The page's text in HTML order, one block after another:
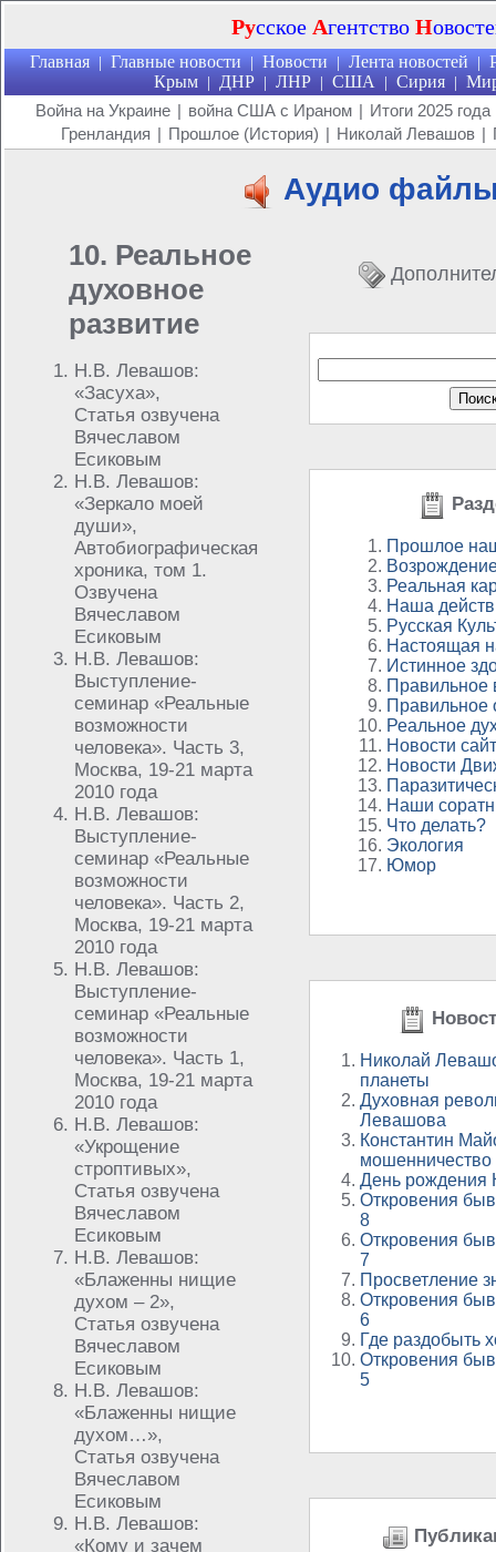
Русское Агентство Н
Главная | Главные новости | Новости | Лента новостей |
Крым | ДНР | ЛНР | США | Сирия |
Война на Украине | война США с Ираном | Итоги 2025 года
Гренландия | Прошлое (История) | Николай Левашов |
Аудио
10. Реальное
духовное
развитие
Н.В. Левашов:
«Засуха»,
Статья озвучена
Вячеславом
Есиковым
Н.В. Левашов:
«Зеркало моей
души»,
Автобиографическая
хроника, том 1.
Озвучена
Вячеславом
Есиковым
Н.В. Левашов:
Выступление-
семинар «Реальные
возможности
человека». Часть 3,
Москва, 19-21 марта
2010 года
Н.В. Левашов:
Выступление-
семинар «Реальные
возможности
человека». Часть 2,
Москва, 19-21 марта
2010 года
Н.В. Левашов:
Выступление-
семинар «Реальные
возможности
человека». Часть 1,
Москва, 19-21 марта
2010 года
Н.В. Левашов:
«Укрощение
строптивых»,
Статья озвучена
Вячеславом
Есиковым
Н.В. Левашов:
«Блаженны нищие
духом – 2»,
Статья озвучена
Вячеславом
Есиковым
Н.В. Левашов:
«Блаженны нищие
духом…»,
Статья озвучена
Вячеславом
Есиковым
Н.В. Левашов:
«Кому и зачем
Прошлое
Реальная
Наша
Русская
Настоящая
Истинное
Правильное
Правильное
Реальное
Новости
Новости
Наши
Что делать?
Экология
Юмор
Николай
планеты
Духовная
Левашова
Константин
мошенничество
День рождения
Откровения
8
Откровения
7
Просветление
Откровения
6
Где раздобыть
Откровения
5